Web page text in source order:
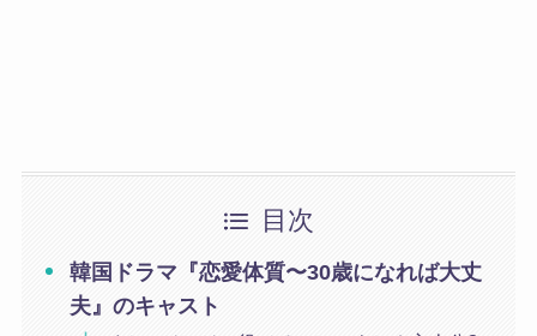
目次
韓国ドラマ『恋愛体質〜30歳になれば大丈
夫』のキャスト